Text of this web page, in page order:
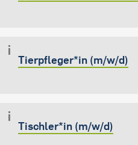
Tierpfleger*in (m/w/d)
Tischler*in (m/w/d)